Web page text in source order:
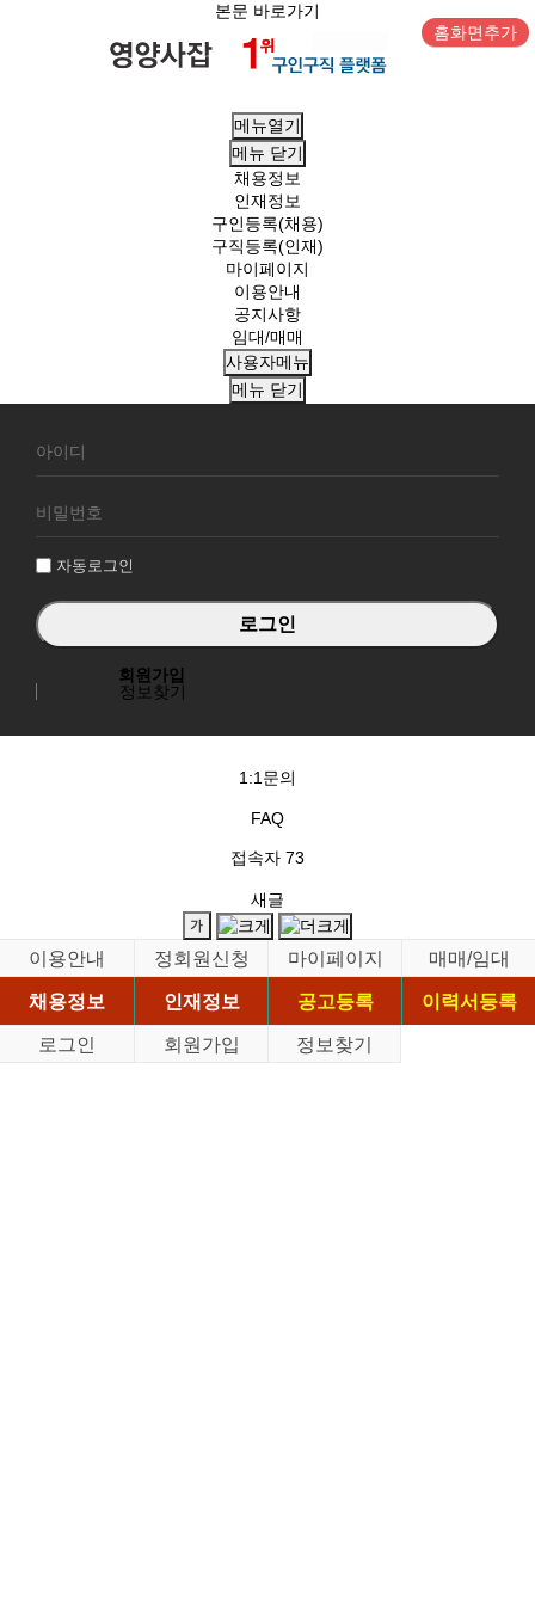
본문 바로가기
홈화면추가
메뉴열기
메뉴 닫기
채용정보
인재정보
구인등록(채용)
구직등록(인재)
마이페이지
이용안내
공지사항
임대/매매
사용자메뉴
메뉴 닫기
원
그
자동로그인
회원가입
정보찾기
1:1문의
FAQ
접속자 73
새글
이용안내 정회원신청 마이페이지
매매/임대
채용정보
인재정보 공고등록
이력서등록
로그인
회원가입 정보찾기